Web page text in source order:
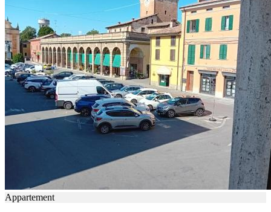
Appartement